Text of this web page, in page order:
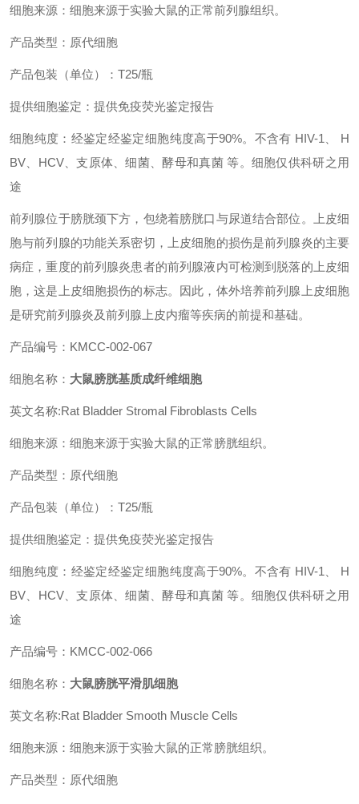
细胞来源：细胞来源于实验大鼠的正常前列腺组织。
产品类型：原代细胞
产品包装（单位）：T25/瓶
提供细胞鉴定：提供免疫荧光鉴定报告
细胞纯度：经鉴定经鉴定细胞纯度高于90%。不含有 HIV-1、 H
BV、HCV、支原体、细菌、酵母和真菌 等。细胞仅供科研之用
途
前列腺位于膀胱颈下方，包绕着膀胱口与尿道结合部位。上皮细
胞与前列腺的功能关系密切，上皮细胞的损伤是前列腺炎的主要
病症，重度的前列腺炎患者的前列腺液内可检测到脱落的上皮细
胞，这是上皮细胞损伤的标志。因此，体外培养前列腺上皮细胞
是研究前列腺炎及前列腺上皮内瘤等疾病的前提和基础。
产品编号：KMCC-002-067
细胞名称： 大鼠膀胱基质成纤维细胞
英文名称:Rat Bladder Stromal Fibroblasts Cells
细胞来源：细胞来源于实验大鼠的正常膀胱组织。
产品类型：原代细胞
产品包装（单位）：T25/瓶
提供细胞鉴定：提供免疫荧光鉴定报告
细胞纯度：经鉴定经鉴定细胞纯度高于90%。不含有 HIV-1、 H
BV、HCV、支原体、细菌、酵母和真菌 等。细胞仅供科研之用
途
产品编号：KMCC-002-066
细胞名称： 大鼠膀胱平滑肌细胞
英文名称:Rat Bladder Smooth Muscle Cells
细胞来源：细胞来源于实验大鼠的正常膀胱组织。
产品类型：原代细胞